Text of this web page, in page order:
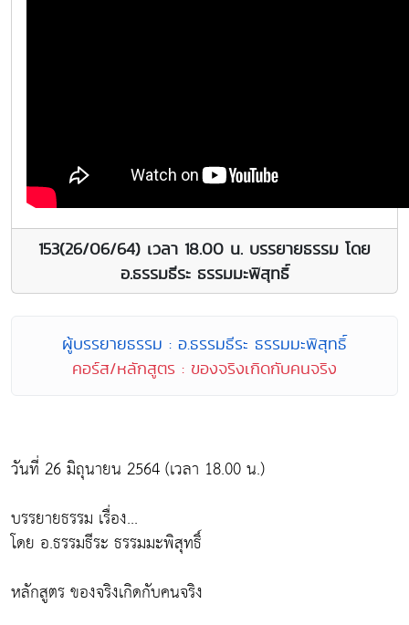
153(26/06/64) เวลา 18.00 น. บรรยายธรรม โดย
อ.ธรรมธีระ ธรรมมะพิสุทธิ์
ผู้บรรยายธรรม : อ.ธรรมธีระ ธรรมมะพิสุทธิ์
คอร์ส/หลักสูตร : ของจริงเกิดกับคนจริง
วันที่ 26 มิถุนายน 2564 (เวลา 18.00 น.)
บรรยายธรรม เรื่อง...
โดย อ.ธรรมธีระ ธรรมมะพิสุทธิ์
หลักสูตร ของจริงเกิดกับคนจริง